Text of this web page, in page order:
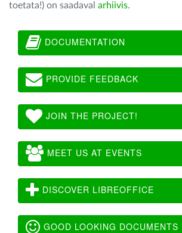
toetata!) on saadaval arhiivis.
DOCUMENTATION
PROVIDE FEEDBACK
JOIN THE PROJECT!
MEET US AT EVENTS
DISCOVER LIBREOFFICE
GOOD LOOKING DOCUMENTS